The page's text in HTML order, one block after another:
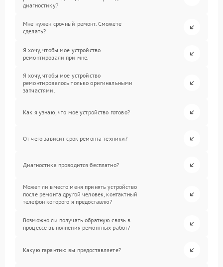
диагностику?
Мне нужен срочный ремонт. Сможете
сделать?
Я хочу, чтобы мое устройство
ремонтировали при мне.
Я хочу, чтобы мое устройство
ремонтировалось только оригинальными
запчастями.
Как я узнаю, что мое устройство готово?
От чего зависит срок ремонта техники?
Диагностика проводится бесплатно?
Может ли вместо меня принять устройство
после ремонта другой человек, контактный
телефон которого я предоставлю?
Возможно ли получать обратную связь в
процессе выполнения ремонтных работ?
Какую гарантию вы предоставляете?